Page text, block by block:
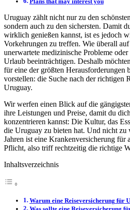
Uruguay zählt nicht nur zu den
sondern auch zu den sichersten. Damit
wirklich genießen kannst, ist es jedoch
Vorkehrungen zu treffen. Wie überall
unerwartete medizinische Probleme
Urlaub beeinträchtigen. Deshalb
für eine der größten Herausforderungen
vorstellen: die Suche nach der richtigen
Uruguay.
Wir werfen einen Blick auf die
ihre Leistungen und Preise, damit du
konzentrieren kannst: Die Kultur, das
die Uruguay zu bieten hat. Und nicht zu
Jahren ist eine Krankenversicherung für
Pflicht, also triff rechtzeitig die richtige
Inhaltsverzeichnis
Warum eine Reiseversicherung für